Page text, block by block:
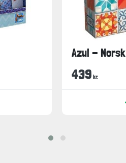
Azul - Norsk
439 kr.